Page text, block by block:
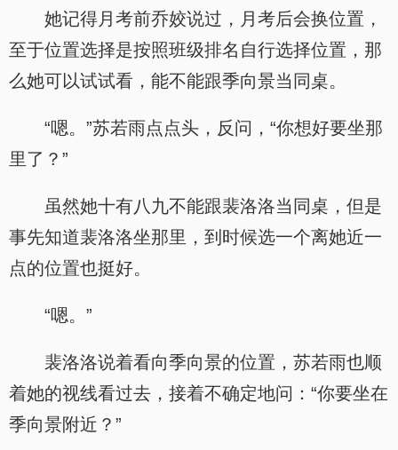
她记得月考前乔姣说过，月考后会换位置，
至于位置选择是按照班级排名自行选择位置，那
么她可以试试看，能不能跟季向景当同桌。
“嗯。”苏若雨点点头，反问，“你想好要坐那
里了？”
虽然她十有八九不能跟裴洛洛当同桌，但是
事先知道裴洛洛坐那里，到时候选一个离她近一
点的位置也挺好。
“嗯。”
裴洛洛说着看向季向景的位置，苏若雨也顺
着她的视线看过去，接着不确定地问：“你要坐在
季向景附近？”